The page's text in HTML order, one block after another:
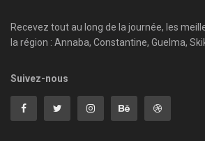
Recevez tout au long de la journée, les
la région : Annaba, Constantine, Guelma,
Suivez-nous